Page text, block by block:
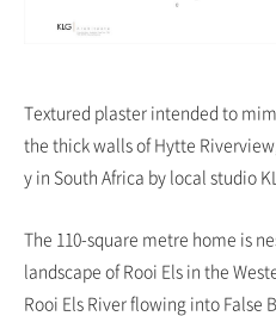
Textured plaster intended to
the thick walls of Hytte
y in South Africa by local studio
The 110-square metre home is
landscape of Rooi Els in the
Rooi Els River flowing into False